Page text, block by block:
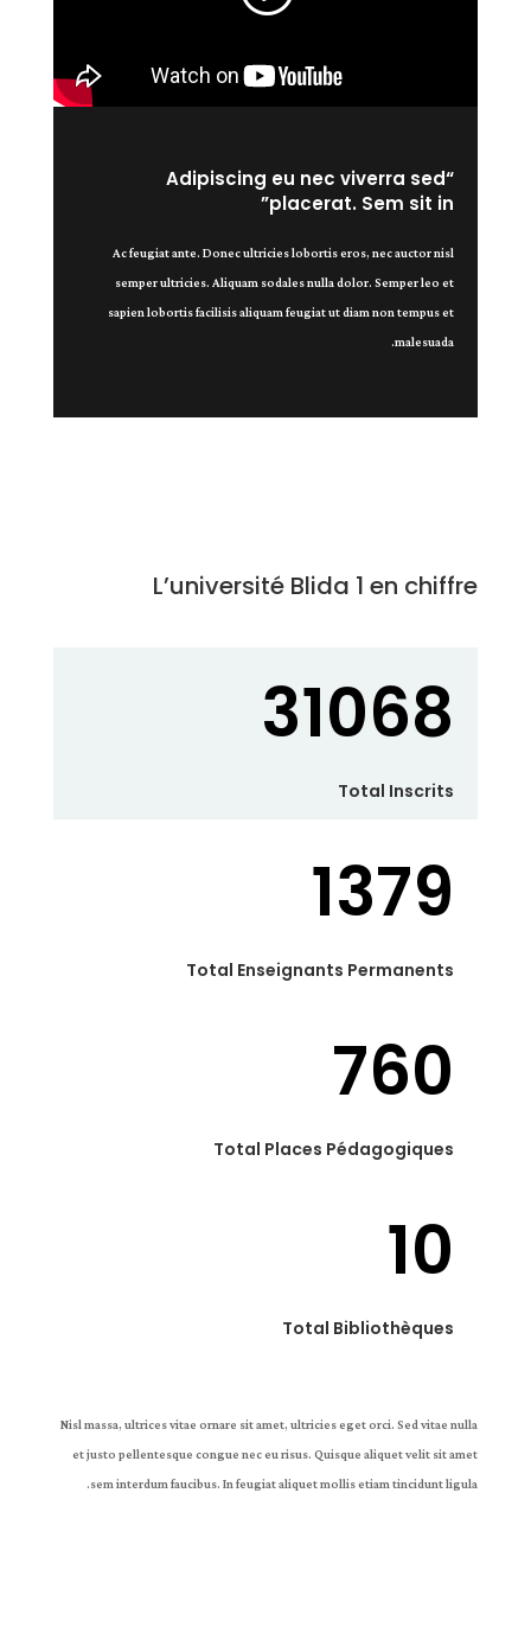
“Adipiscing eu nec viverra sed
placerat. Sem sit in”
Ac feugiat ante. Donec ultricies lobortis eros, nec auctor nisl
semper ultricies. Aliquam sodales nulla dolor. Semper leo et
sapien lobortis facilisis aliquam feugiat ut diam non tempus et
malesuada.
L’université Blida 1 en chiffre
31068
Total Inscrits
1379
Total Enseignants Permanents
760
Total Places Pédagogiques
10
Total Bibliothèques
Nisl massa, ultrices vitae ornare sit amet, ultricies eget orci. Sed vitae nulla
et justo pellentesque congue nec eu risus. Quisque aliquet velit sit amet
sem interdum faucibus. In feugiat aliquet mollis etiam tincidunt ligula.